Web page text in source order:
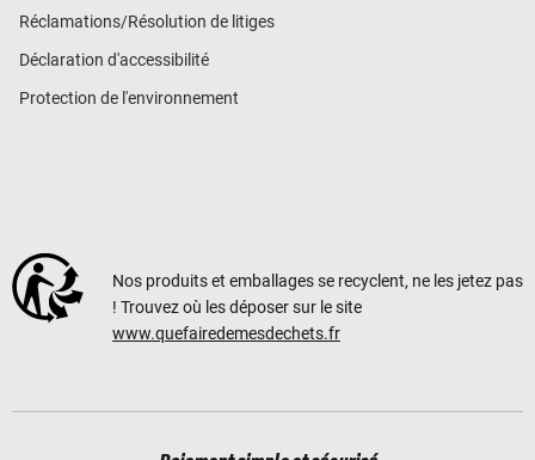
Réclamations/Résolution de litiges
Déclaration d'accessibilité
Protection de l'environnement
Nos produits et emballages se recyclent, ne les jetez pas
! Trouvez où les déposer sur le site
www.quefairedemesdechets.fr